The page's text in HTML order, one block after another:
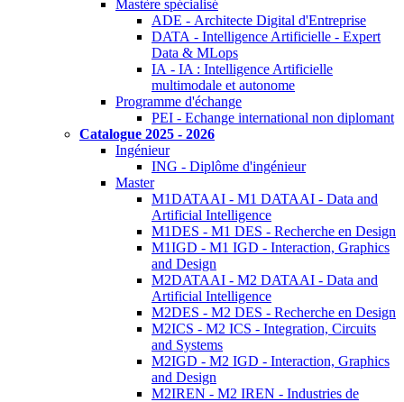
Mastère spécialisé
ADE - Architecte Digital d'Entreprise
DATA - Intelligence Artificielle - Expert
Data & MLops
IA - IA : Intelligence Artificielle
multimodale et autonome
Programme d'échange
PEI - Echange international non diplomant
Catalogue 2025 - 2026
Ingénieur
ING - Diplôme d'ingénieur
Master
M1DATAAI - M1 DATAAI - Data and
Artificial Intelligence
M1DES - M1 DES - Recherche en Design
M1IGD - M1 IGD - Interaction, Graphics
and Design
M2DATAAI - M2 DATAAI - Data and
Artificial Intelligence
M2DES - M2 DES - Recherche en Design
M2ICS - M2 ICS - Integration, Circuits
and Systems
M2IGD - M2 IGD - Interaction, Graphics
and Design
M2IREN - M2 IREN - Industries de